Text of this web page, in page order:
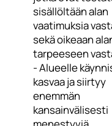
sisällöltään alan
vaatimuksia
sekä oikeaan
tarpeeseen
- Alueelle
kasvaa ja siirtyy
enemmän
kansainvälisesti